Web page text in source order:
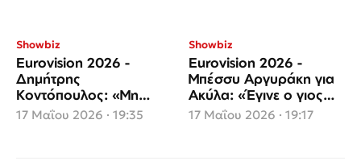
Showbiz
Eurovision 2026 -
Δημήτρης
Κοντόπουλος: «Μη
χτυπάτε την Ελλάδα»
17 Μαΐου 2026 · 19:35
Showbiz
Eurovision 2026 -
Μπέσσυ Αργυράκη για
Ακύλα: «Έγινε ο γιος
μου, μπήκε σπίτι μας και
17 Μαΐου 2026 · 19:17